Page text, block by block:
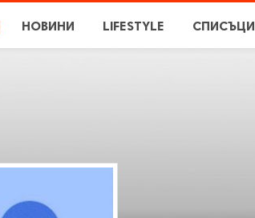
НОВИНИ LIFESTYLE СПИСЪЦИ